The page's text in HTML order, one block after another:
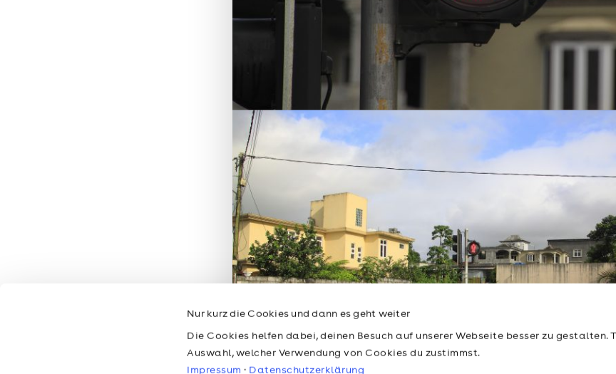
Nur kurz die Cookies und dann es geht weiter
Die Cookies helfen dabei, deinen Besuch auf unserer Webseite besser zu gestalten.
Auswahl, welcher Verwendung von Cookies du zustimmst.
Impressum · Datenschutzerklärung